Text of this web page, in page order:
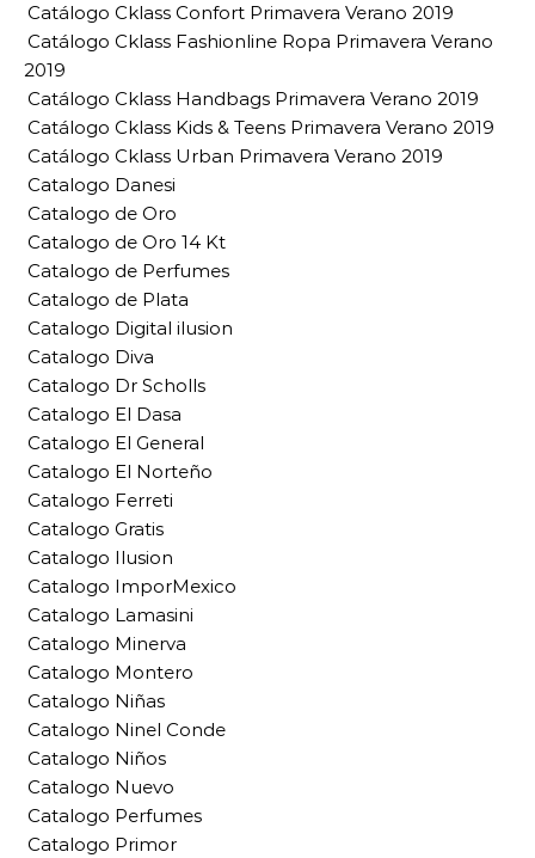
Catálogo Cklass Confort Primavera Verano 2019
Catálogo Cklass Fashionline Ropa Primavera Verano
2019
Catálogo Cklass Handbags Primavera Verano 2019
Catálogo Cklass Kids & Teens Primavera Verano 2019
Catálogo Cklass Urban Primavera Verano 2019
Catalogo Danesi
Catalogo de Oro
Catalogo de Oro 14 Kt
Catalogo de Perfumes
Catalogo de Plata
Catalogo Digital ilusion
Catalogo Diva
Catalogo Dr Scholls
Catalogo El Dasa
Catalogo El General
Catalogo El Norteño
Catalogo Ferreti
Catalogo Gratis
Catalogo Ilusion
Catalogo ImporMexico
Catalogo Lamasini
Catalogo Minerva
Catalogo Montero
Catalogo Niñas
Catalogo Ninel Conde
Catalogo Niños
Catalogo Nuevo
Catalogo Perfumes
Catalogo Primor